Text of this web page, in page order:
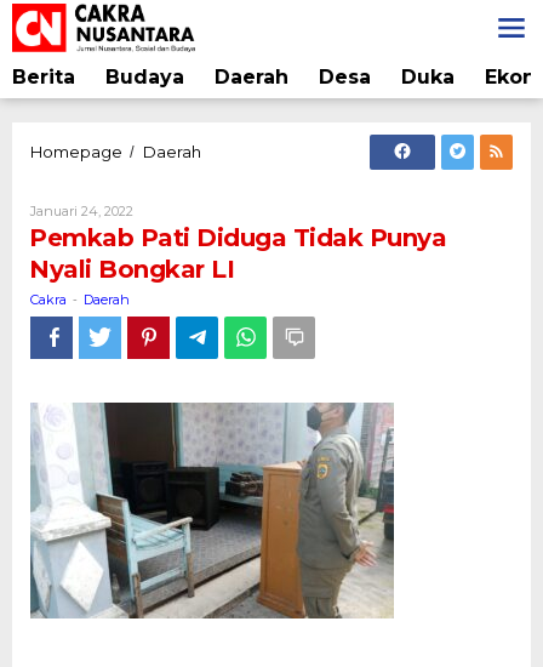
Lewati
ke
konten
Berita Budaya Daerah Desa Duka
Homepage / Daerah
Tidak
Punya
Nyali
LI
Januari 24, 2022
Cakra
Pemkab Pati Diduga Tidak Punya
Nyali Bongkar LI
Cakra - Daerah